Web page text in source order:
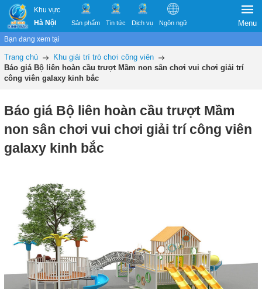
Khu vực
Hà Nội
Sản phẩm Tin tức Dịch vụ Ngôn ngữ Menu
Bạn đang xem tại
Trang chủ
Khu giải trí trò chơi công viên
Báo giá Bộ liên hoàn cầu trượt Mầm non sân chơi vui chơi giải trí
công viên galaxy kinh bắc
Báo giá Bộ liên hoàn cầu trượt Mầm
non sân chơi vui chơi giải trí công viên
galaxy kinh bắc